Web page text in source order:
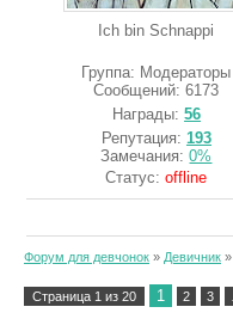
Ich bin Schnappi
Группа: Модераторы
Сообщений:6173
Награды: 56
Репутация: 193
Замечания:0%
Статус:offline
Форум для девчонок » Девичник »
Страница 1 из 20 1 2 3